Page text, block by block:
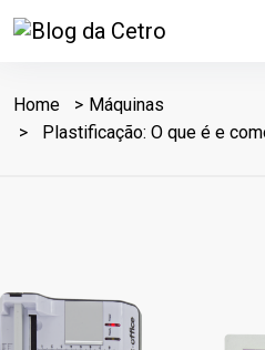
Home
Máquinas
Plastificação: O que é e